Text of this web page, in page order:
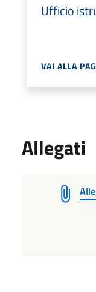
Ufficio
VAI ALLA
Allegati